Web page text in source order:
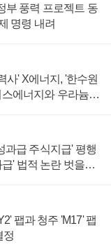
부 풍력 프로젝트 동
명령 내려
사' X에너지, '한수원
에너지와 우라늄
과급 주식지급' 평행
' 법적 논란 벗을지
팹과 청주 'M17' 팹
정